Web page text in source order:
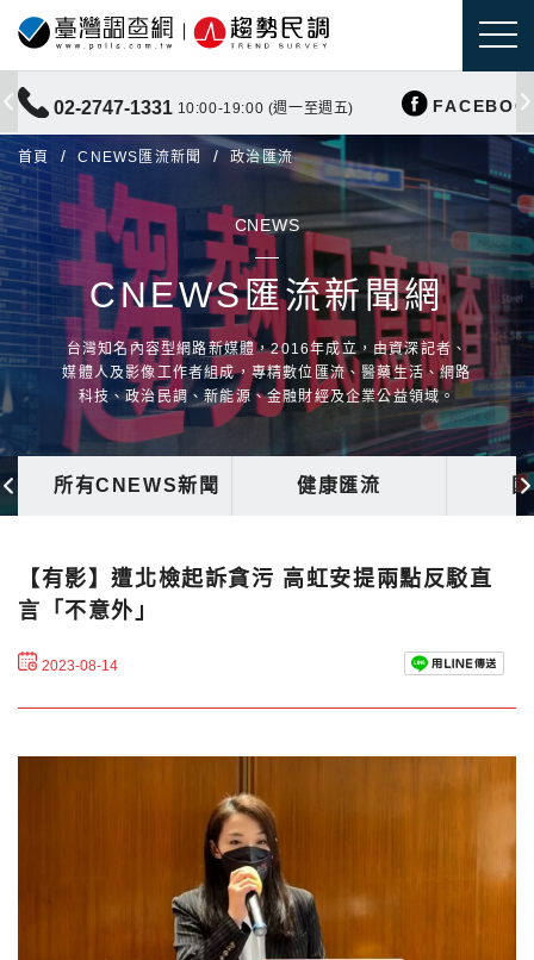
02-2747-1331 10:00-19:00 (週一至週五)
首頁 CNEWS匯流新聞 政治匯流
CNEWS
CNEWS匯流新聞網
台灣知名內容型網路新媒體，2016年成立，由資深記者、
媒體人及影像工作者組成，專精數位匯流、醫藥生活、網路
科技、政治民調、新能源、金融財經及企業公益領域。
所有CNEWS新聞 健康匯流
【有影】遭北檢起訴貪污 高虹安提兩點反駁直
言「不意外」
2023-08-14